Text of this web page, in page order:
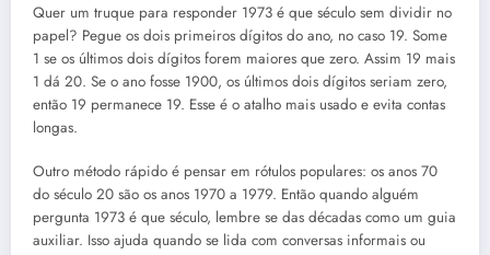
Quer um truque para responder 1973 é que século sem dividir no
papel? Pegue os dois primeiros dígitos do ano, no caso 19. Some
1 se os últimos dois dígitos forem maiores que zero. Assim 19 mais
1 dá 20. Se o ano fosse 1900, os últimos dois dígitos seriam zero,
então 19 permanece 19. Esse é o atalho mais usado e evita contas
longas.
Outro método rápido é pensar em rótulos populares: os anos 70
do século 20 são os anos 1970 a 1979. Então quando alguém
pergunta 1973 é que século, lembre se das décadas como um guia
auxiliar. Isso ajuda quando se lida com conversas informais ou